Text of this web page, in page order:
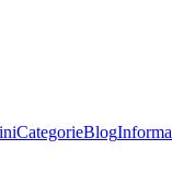
CategorieBlog